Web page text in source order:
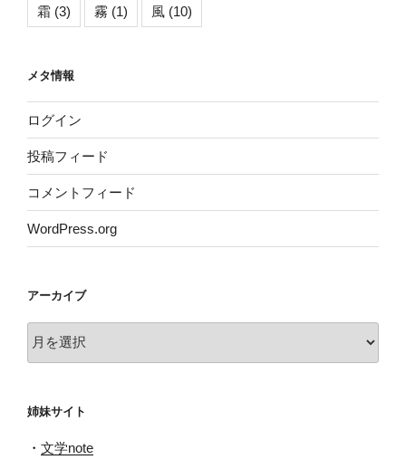
霜 (3) 霧 (1) 風 (10)
メタ情報
ログイン
投稿フィード
コメントフィード
WordPress.org
アーカイブ
ー
ブ
姉妹サイト
・ 文学note